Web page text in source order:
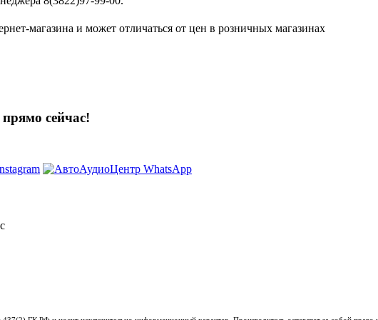
магазина и может отличаться от цен в розничных магазинах
сейчас!